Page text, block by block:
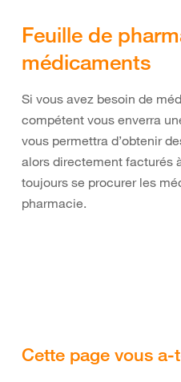
Feuille de
médicaments
Si vous avez besoin de
compétent vous enverra
vous permettra d’obtenir
alors directement facturés
toujours se procurer les
pharmacie.
Cette page vous